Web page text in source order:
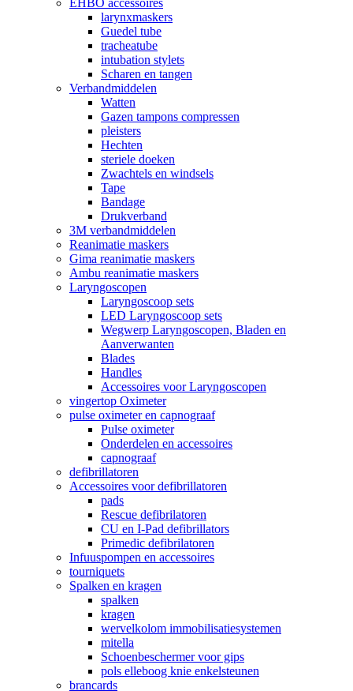
larynxmaskers
Guedel tube
tracheatube
intubation stylets
Scharen en tangen
Verbandmiddelen
Watten
Gazen tampons compressen
pleisters
Hechten
steriele doeken
Zwachtels en windsels
Tape
Bandage
Drukverband
3M verbandmiddelen
Reanimatie maskers
Gima reanimatie maskers
Ambu reanimatie maskers
Laryngoscopen
Laryngoscoop sets
LED Laryngoscoop sets
Wegwerp Laryngoscopen, Bladen en
Aanverwanten
Blades
Handles
Accessoires voor Laryngoscopen
vingertop Oximeter
pulse oximeter en capnograaf
Pulse oximeter
Onderdelen en accessoires
capnograaf
defibrillatoren
Accessoires voor defibrillatoren
pads
Rescue defibrilatoren
CU en I-Pad defibrillators
Primedic defibrilatoren
Infuuspompen en accessoires
tourniquets
Spalken en kragen
spalken
kragen
wervelkolom immobilisatiesystemen
mitella
Schoenbeschermer voor gips
pols elleboog knie enkelsteunen
brancards